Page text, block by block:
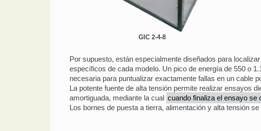
GIC 2-4-8
Por supuesto, están especialmente diseñados para
específicos de cada modelo. Un pico de energía de 550 o
necesaria para puntualizar exactamente fallas en un cable
La potente fuente de alta tensión permite realizar ensayos
amortiguada, mediante la cual cuando finaliza el ensayo se
Los bornes de puesta a tierra, alimentación y alta tensión